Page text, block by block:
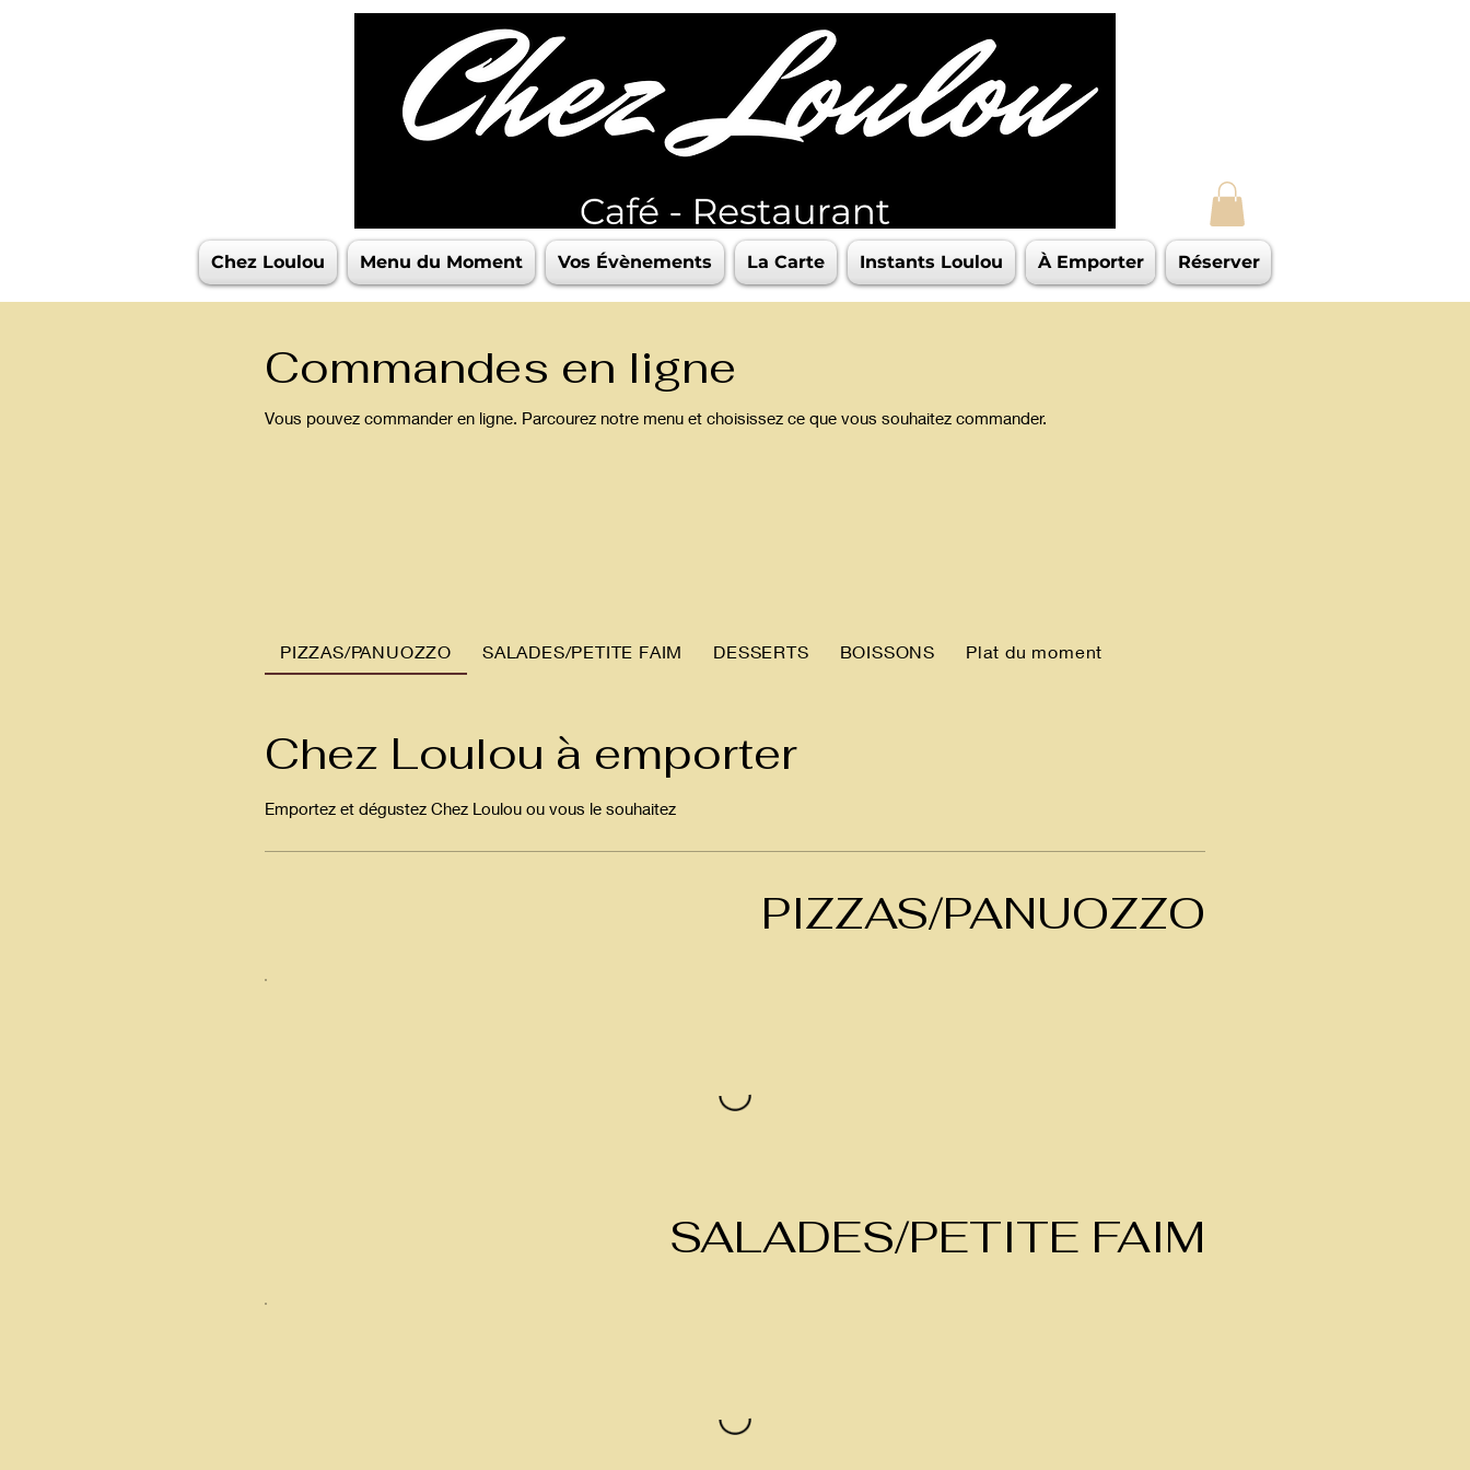
Chez Loulou Menu du Moment Vos Évènements La Carte Instants Loulou À Emporter Réserver
Commandes en ligne
Vous pouvez commander en ligne. Parcourez notre menu et choisissez ce que vous souhaitez commander.
Chez Loulou à emporter
Emportez et dégustez Chez Loulou ou vous le souhaitez
PIZZAS/PANUOZZO
SALADES/PETITE FAIM
PIZZAS/PANUOZZO SALADES/PETITE FAIM DESSERTS BOISSONS Plat du moment